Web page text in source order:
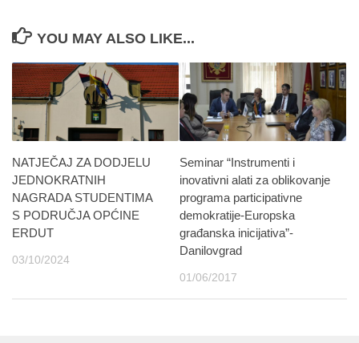
YOU MAY ALSO LIKE...
NATJEČAJ ZA DODJELU
JEDNOKRATNIH
NAGRADA STUDENTIMA
S PODRUČJA OPĆINE
ERDUT
03/10/2024
Seminar “Instrumenti i
inovativni alati za oblikovanje
programa participativne
demokratije-Europska
građanska inicijativa”-
Danilovgrad
01/06/2017